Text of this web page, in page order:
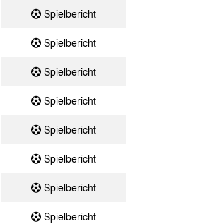
Spielbericht
Spielbericht
Spielbericht
Spielbericht
Spielbericht
Spielbericht
Spielbericht
Spielbericht